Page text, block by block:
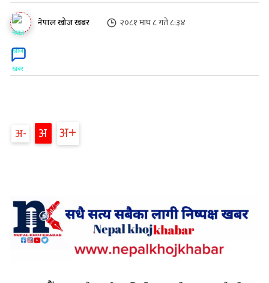
नेपाल खोज खबर २०८१ माघ ८ गते ८:३४
अ अ अ